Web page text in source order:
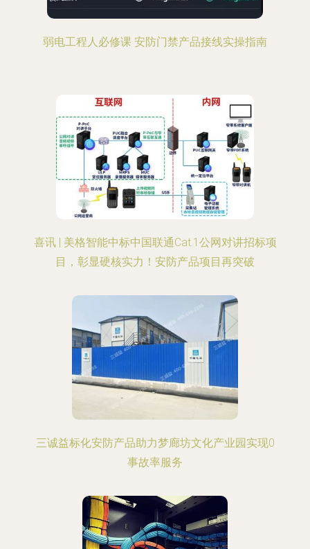
弱电工程人必修课 安防门禁产品接线实操指南
喜讯 | 美格智能中标中国联通Cat.1公网对讲招标项
目，彰显硬核实力！安防产品项目再突破
三诚益标化安防产品助力梦廊坊文化产业园实现0
事故率服务